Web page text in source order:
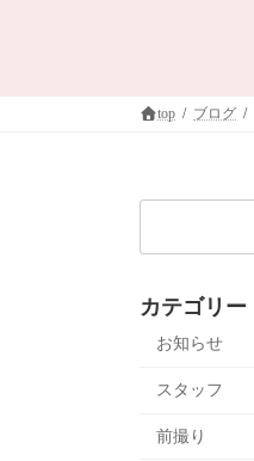
top ブログ
カテゴリー
お知らせ
スタッフ
前撮り